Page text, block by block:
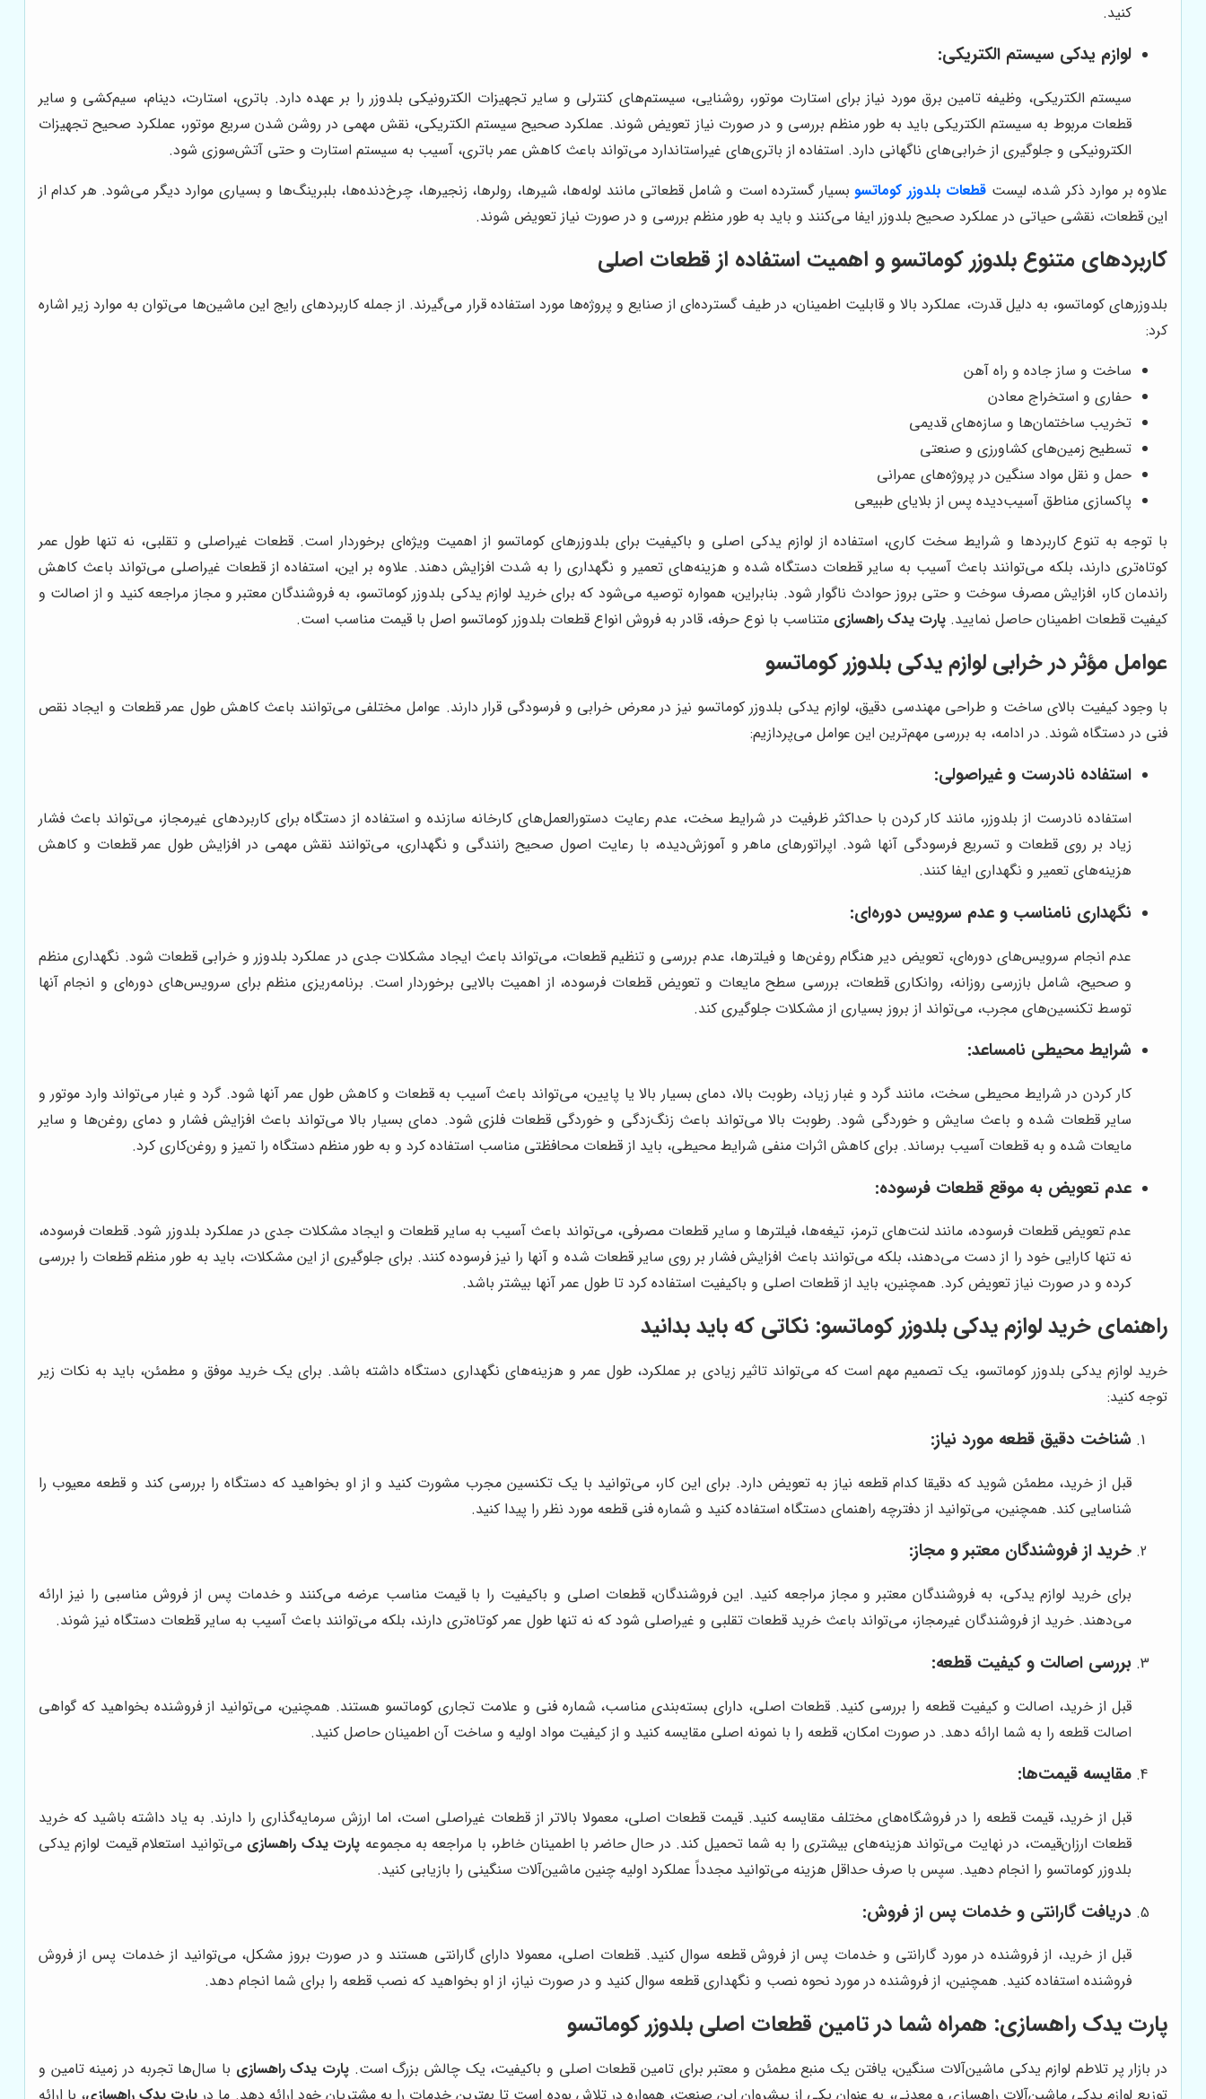
کنید.
لوازم یدکی سیستم الکتریکی:
سیستم الکتریکی، وظیفه تامین برق مورد نیاز برای استارت موتور، روشنایی، سیستم‌های کنترلی و سایر تجهیزات الکترونیکی بلدوزر را بر عهده دارد. باتری، استارت، دینام، سیم‌کشی و سایر
قطعات مربوط به سیستم الکتریکی باید به طور منظم بررسی و در صورت نیاز تعویض شوند. عملکرد صحیح سیستم الکتریکی، نقش مهمی در روشن شدن سریع موتور، عملکرد صحیح تجهیزات
الکترونیکی و جلوگیری از خرابی‌های ناگهانی دارد. استفاده از باتری‌های غیراستاندارد می‌تواند باعث کاهش عمر باتری، آسیب به سیستم استارت و حتی آتش‌سوزی شود.
علاوه بر موارد ذکر شده، لیست قطعات بلدوزر کوماتسوبسیار گسترده است و شامل قطعاتی مانند لوله‌ها، شیرها، رولرها، زنجیرها، چرخ‌دنده‌ها، بلبرینگ‌ها و بسیاری موارد دیگر می‌شود. هر کدام از
این قطعات، نقشی حیاتی در عملکرد صحیح بلدوزر ایفا می‌کنند و باید به طور منظم بررسی و در صورت نیاز تعویض شوند.
کاربردهای متنوع بلدوزر کوماتسو و اهمیت استفاده از قطعات اصلی
بلدوزرهای کوماتسو، به دلیل قدرت، عملکرد بالا و قابلیت اطمینان، در طیف گسترده‌ای از صنایع و پروژه‌ها مورد استفاده قرار می‌گیرند. از جمله کاربردهای رایج این ماشین‌ها می‌توان به موارد زیر اشاره
کرد:
ساخت و ساز جاده و راه آهن
حفاری و استخراج معادن
تخریب ساختمان‌ها و سازه‌های قدیمی
تسطیح زمین‌های کشاورزی و صنعتی
حمل و نقل مواد سنگین در پروژه‌های عمرانی
پاکسازی مناطق آسیب‌دیده پس از بلایای طبیعی
با توجه به تنوع کاربردها و شرایط سخت کاری، استفاده از لوازم یدکی اصلی و باکیفیت برای بلدوزرهای کوماتسو از اهمیت ویژه‌ای برخوردار است. قطعات غیراصلی و تقلبی، نه تنها طول عمر
کوتاه‌تری دارند، بلکه می‌توانند باعث آسیب به سایر قطعات دستگاه شده و هزینه‌های تعمیر و نگهداری را به شدت افزایش دهند. علاوه بر این، استفاده از قطعات غیراصلی می‌تواند باعث کاهش
راندمان کار، افزایش مصرف سوخت و حتی بروز حوادث ناگوار شود. بنابراین، همواره توصیه می‌شود که برای خرید لوازم یدکی بلدوزر کوماتسو، به فروشندگان معتبر و مجاز مراجعه کنید و از اصالت و
کیفیت قطعات اطمینان حاصل نمایید. پارت یدک راهسازی متناسب با نوع حرفه، قادر به فروش انواع قطعات بلدوزر کوماتسو اصل با قیمت مناسب است.
عوامل مؤثر در خرابی لوازم یدکی بلدوزر کوماتسو
با وجود کیفیت بالای ساخت و طراحی مهندسی دقیق، لوازم یدکی بلدوزر کوماتسو نیز در معرض خرابی و فرسودگی قرار دارند. عوامل مختلفی می‌توانند باعث کاهش طول عمر قطعات و ایجاد نقص
فنی در دستگاه شوند. در ادامه، به بررسی مهم‌ترین این عوامل می‌پردازیم:
استفاده نادرست و غیراصولی:
استفاده نادرست از بلدوزر، مانند کار کردن با حداکثر ظرفیت در شرایط سخت، عدم رعایت دستورالعمل‌های کارخانه سازنده و استفاده از دستگاه برای کاربردهای غیرمجاز، می‌تواند باعث فشار
زیاد بر روی قطعات و تسریع فرسودگی آنها شود. اپراتورهای ماهر و آموزش‌دیده، با رعایت اصول صحیح رانندگی و نگهداری، می‌توانند نقش مهمی در افزایش طول عمر قطعات و کاهش
هزینه‌های تعمیر و نگهداری ایفا کنند.
نگهداری نامناسب و عدم سرویس دوره‌ای:
عدم انجام سرویس‌های دوره‌ای، تعویض دیر هنگام روغن‌ها و فیلترها، عدم بررسی و تنظیم قطعات، می‌تواند باعث ایجاد مشکلات جدی در عملکرد بلدوزر و خرابی قطعات شود. نگهداری منظم
و صحیح، شامل بازرسی روزانه، روانکاری قطعات، بررسی سطح مایعات و تعویض قطعات فرسوده، از اهمیت بالایی برخوردار است. برنامه‌ریزی منظم برای سرویس‌های دوره‌ای و انجام آنها
توسط تکنسین‌های مجرب، می‌تواند از بروز بسیاری از مشکلات جلوگیری کند.
شرایط محیطی نامساعد:
کار کردن در شرایط محیطی سخت، مانند گرد و غبار زیاد، رطوبت بالا، دمای بسیار بالا یا پایین، می‌تواند باعث آسیب به قطعات و کاهش طول عمر آنها شود. گرد و غبار می‌تواند وارد موتور و
سایر قطعات شده و باعث سایش و خوردگی شود. رطوبت بالا می‌تواند باعث زنگ‌زدگی و خوردگی قطعات فلزی شود. دمای بسیار بالا می‌تواند باعث افزایش فشار و دمای روغن‌ها و سایر
مایعات شده و به قطعات آسیب برساند. برای کاهش اثرات منفی شرایط محیطی، باید از قطعات محافظتی مناسب استفاده کرد و به طور منظم دستگاه را تمیز و روغن‌کاری کرد.
عدم تعویض به موقع قطعات فرسوده:
عدم تعویض قطعات فرسوده، مانند لنت‌های ترمز، تیغه‌ها، فیلترها و سایر قطعات مصرفی، می‌تواند باعث آسیب به سایر قطعات و ایجاد مشکلات جدی در عملکرد بلدوزر شود. قطعات فرسوده،
نه تنها کارایی خود را از دست می‌دهند، بلکه می‌توانند باعث افزایش فشار بر روی سایر قطعات شده و آنها را نیز فرسوده کنند. برای جلوگیری از این مشکلات، باید به طور منظم قطعات را بررسی
کرده و در صورت نیاز تعویض کرد. همچنین، باید از قطعات اصلی و باکیفیت استفاده کرد تا طول عمر آنها بیشتر باشد.
راهنمای خرید لوازم یدکی بلدوزر کوماتسو: نکاتی که باید بدانید
خرید لوازم یدکی بلدوزر کوماتسو، یک تصمیم مهم است که می‌تواند تاثیر زیادی بر عملکرد، طول عمر و هزینه‌های نگهداری دستگاه داشته باشد. برای یک خرید موفق و مطمئن، باید به نکات زیر
توجه کنید:
شناخت دقیق قطعه مورد نیاز:
قبل از خرید، مطمئن شوید که دقیقا کدام قطعه نیاز به تعویض دارد. برای این کار، می‌توانید با یک تکنسین مجرب مشورت کنید و از او بخواهید که دستگاه را بررسی کند و قطعه معیوب را
شناسایی کند. همچنین، می‌توانید از دفترچه راهنمای دستگاه استفاده کنید و شماره فنی قطعه مورد نظر را پیدا کنید.
خرید از فروشندگان معتبر و مجاز:
برای خرید لوازم یدکی، به فروشندگان معتبر و مجاز مراجعه کنید. این فروشندگان، قطعات اصلی و باکیفیت را با قیمت مناسب عرضه می‌کنند و خدمات پس از فروش مناسبی را نیز ارائه
می‌دهند. خرید از فروشندگان غیرمجاز، می‌تواند باعث خرید قطعات تقلبی و غیراصلی شود که نه تنها طول عمر کوتاه‌تری دارند، بلکه می‌توانند باعث آسیب به سایر قطعات دستگاه نیز شوند.
بررسی اصالت و کیفیت قطعه:
قبل از خرید، اصالت و کیفیت قطعه را بررسی کنید. قطعات اصلی، دارای بسته‌بندی مناسب، شماره فنی و علامت تجاری کوماتسو هستند. همچنین، می‌توانید از فروشنده بخواهید که گواهی
اصالت قطعه را به شما ارائه دهد. در صورت امکان، قطعه را با نمونه اصلی مقایسه کنید و از کیفیت مواد اولیه و ساخت آن اطمینان حاصل کنید.
مقایسه قیمت‌ها:
قبل از خرید، قیمت قطعه را در فروشگاه‌های مختلف مقایسه کنید. قیمت قطعات اصلی، معمولا بالاتر از قطعات غیراصلی است، اما ارزش سرمایه‌گذاری را دارند. به یاد داشته باشید که خرید
قطعات ارزان‌قیمت، در نهایت می‌تواند هزینه‌های بیشتری را به شما تحمیل کند. در حال حاضر با اطمینان خاطر، با مراجعه به مجموعه پارت یدک راهسازی می‌توانید استعلام قیمت لوازم یدکی
بلدوزر کوماتسو را انجام دهید. سپس با صرف حداقل هزینه می‌توانید مجدداً عملکرد اولیه چنین ماشین‌آلات سنگینی را بازیابی کنید.
دریافت گارانتی و خدمات پس از فروش:
قبل از خرید، از فروشنده در مورد گارانتی و خدمات پس از فروش قطعه سوال کنید. قطعات اصلی، معمولا دارای گارانتی هستند و در صورت بروز مشکل، می‌توانید از خدمات پس از فروش
فروشنده استفاده کنید. همچنین، از فروشنده در مورد نحوه نصب و نگهداری قطعه سوال کنید و در صورت نیاز، از او بخواهید که نصب قطعه را برای شما انجام دهد.
پارت یدک راهسازی: همراه شما در تامین قطعات اصلی بلدوزر کوماتسو
در بازار پر تلاطم لوازم یدکی ماشین‌آلات سنگین، یافتن یک منبع مطمئن و معتبر برای تامین قطعات اصلی و باکیفیت، یک چالش بزرگ است.پارت یدک راهسازی با سال‌ها تجربه در زمینه تامین و